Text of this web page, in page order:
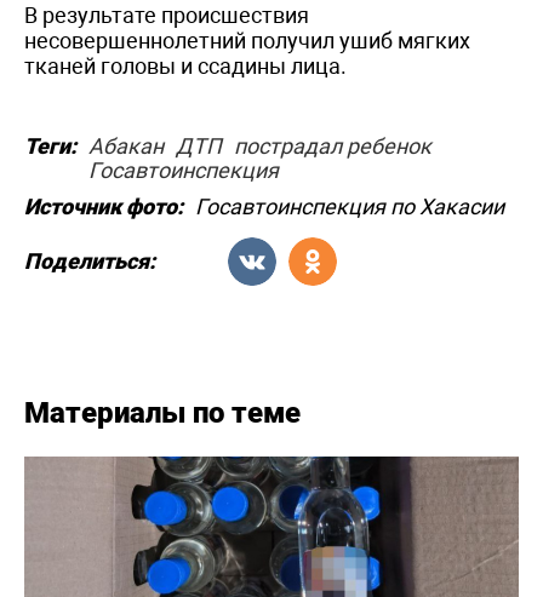
В результате происшествия
несовершеннолетний получил ушиб мягких
тканей головы и ссадины лица.
Теги: Абакан ДТП пострадал ребенок
Госавтоинспекция
Источник фото: Госавтоинспекция по Хакасии
Поделиться:
Материалы по теме